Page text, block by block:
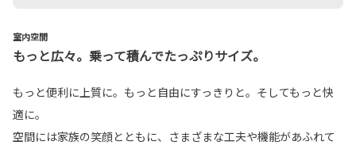
室内空間
もっと広々。乗って積んでたっぷりサイズ。
もっと便利に上質に。もっと自由にすっきりと。そしてもっと快
適に。
空間には家族の笑顔とともに、さまざまな工夫や機能があふれて